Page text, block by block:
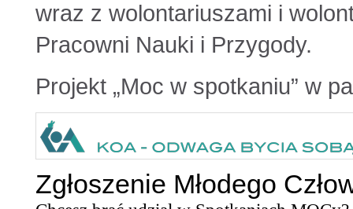
wraz z wolontariuszami i
Pracowni Nauki i Przygody.
Projekt „Moc w spotkaniu” w